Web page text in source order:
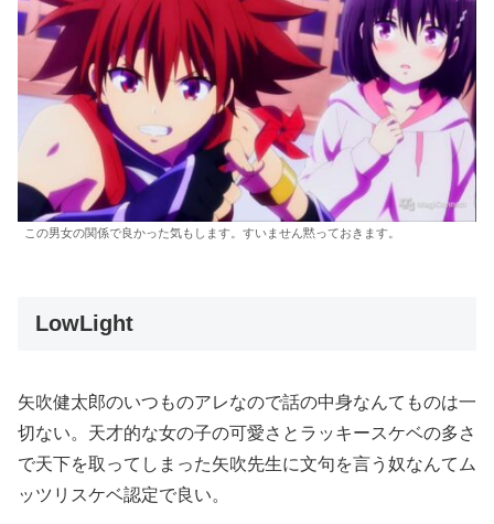
この男女の関係で良かった気もします。すいません黙っておきます。
LowLight
矢吹健太郎のいつものアレなので話の中身なんてものは一
切ない。天才的な女の子の可愛さとラッキースケベの多さ
で天下を取ってしまった矢吹先生に文句を言う奴なんてム
ッツリスケベ認定で良い。